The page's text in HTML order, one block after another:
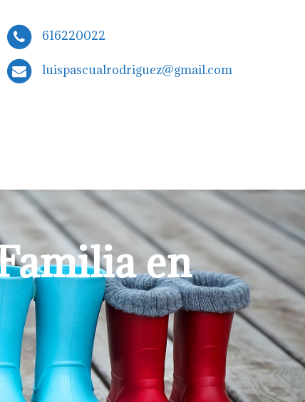
616220022
luispascualrodriguez@gmail.com
en